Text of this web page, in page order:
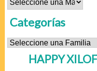
Categorías
HAPPY